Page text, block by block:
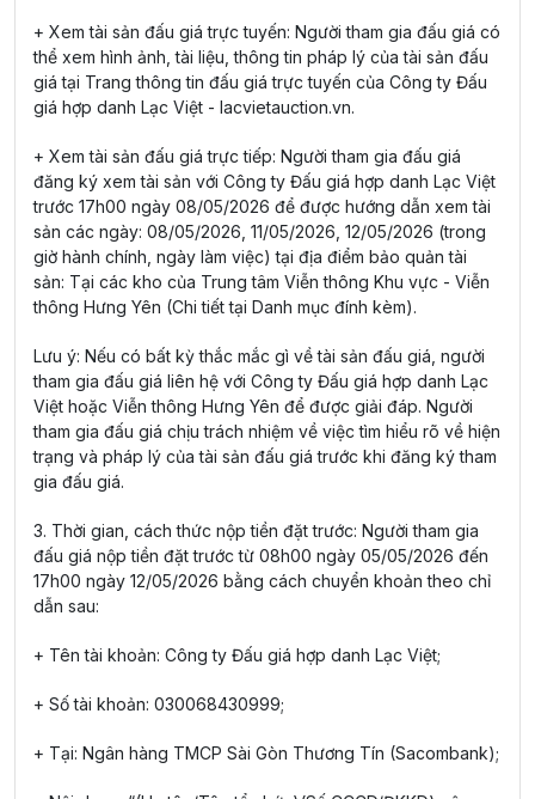
+ Xem tài sản đấu giá trực tuyến: Người tham gia đấu giá có
thể xem hình ảnh, tài liệu, thông tin pháp lý của tài sản đấu
giá tại Trang thông tin đấu giá trực tuyến của Công ty Đấu
giá hợp danh Lạc Việt - lacvietauction.vn.
+ Xem tài sản đấu giá trực tiếp: Người tham gia đấu giá
đăng ký xem tài sản với Công ty Đấu giá hợp danh Lạc Việt
trước 17h00 ngày 08/05/2026 để được hướng dẫn xem tài
sản các ngày: 08/05/2026, 11/05/2026, 12/05/2026 (trong
giờ hành chính, ngày làm việc) tại địa điểm bảo quản tài
sản: Tại các kho của Trung tâm Viễn thông Khu vực - Viễn
thông Hưng Yên (Chi tiết tại Danh mục đính kèm).
Lưu ý: Nếu có bất kỳ thắc mắc gì về tài sản đấu giá, người
tham gia đấu giá liên hệ với Công ty Đấu giá hợp danh Lạc
Việt hoặc Viễn thông Hưng Yên để được giải đáp. Người
tham gia đấu giá chịu trách nhiệm về việc tìm hiểu rõ về hiện
trạng và pháp lý của tài sản đấu giá trước khi đăng ký tham
gia đấu giá.
3. Thời gian, cách thức nộp tiền đặt trước: Người tham gia
đấu giá nộp tiền đặt trước từ 08h00 ngày 05/05/2026 đến
17h00 ngày 12/05/2026 bằng cách chuyển khoản theo chỉ
dẫn sau:
+ Tên tài khoản: Công ty Đấu giá hợp danh Lạc Việt;
+ Số tài khoản: 030068430999;
+ Tại: Ngân hàng TMCP Sài Gòn Thương Tín (Sacombank);